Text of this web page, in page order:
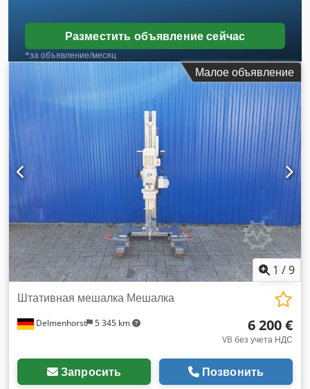
Разместить объявление сейчас
*за объявление/месяц
Малое объявление
1 /9
Delmenhorst 5 345 km
Штативная мешалка Мешалка
6 200 €
VB без учета НДС
Запросить Позвонить